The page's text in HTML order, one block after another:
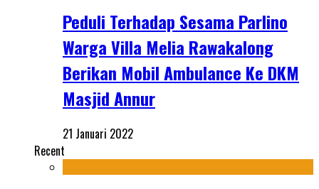
Peduli Terhadap Sesama Parlino
Warga Villa Melia Rawakalong
Berikan Mobil Ambulance Ke DKM
Masjid Annur
21 Januari 2022
Recent